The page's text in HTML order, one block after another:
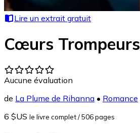
Lire un extrait gratuit
Cœurs Trompeurs
Aucune évaluation
de La Plume de Rihanna • Romance
6 $US le livre complet/ 506 pages